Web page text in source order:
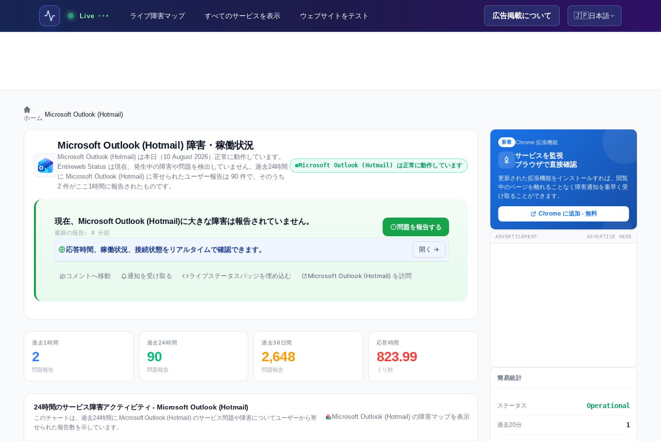
Live ライブ障害マップ すべてのサービスを表示 ウェブサイトをテスト 広告掲載について 🇯🇵日本語
ホーム Microsoft Outlook (Hotmail)
Microsoft Outlook (Hotmail) 障害・稼働状況
Microsoft Outlook (Hotmail) は本日（10 August 2026）正常に動作しています。
Entireweb Status は現在、発生中の障害や問題を検出していません。過去24時間
に Microsoft Outlook (Hotmail) に寄せられたユーザー報告は 90 件で、そのうち
2 件がここ1時間に報告されたものです。
Microsoft Outlook (Hotmail) は正常に動作しています
現在、Microsoft Outlook (Hotmail)に大きな障害は報告されていません。
最新の報告: 4 分前
問題を報告する
応答時間、稼働状況、接続状態をリアルタイムで確認できます。 開く →
コメントへ移動 通知を受け取る ライブステータスバッジを埋め込む Microsoft Outlook (Hotmail) を訪問
過去1時間
2
問題報告
過去24時間
90
問題報告
過去30日間
2,648
問題報告
応答時間
823.99
ミリ秒
24時間のサービス障害アクティビティ - Microsoft Outlook (Hotmail)
このチャートは、過去24時間に Microsoft Outlook (Hotmail) のサービス問題や障害についてユーザーから寄
せられた報告数を示しています。
Microsoft Outlook (Hotmail) の障害マップを表示
新着 Chrome 拡張機能
サービスを監視
ブラウザで直接確認
更新された拡張機能をインストールすれば、閲覧
中のページを離れることなく障害通知を素早く受
け取ることができます。
Chrome に追加 - 無料
ADVERTISEMENT ADVERTISE HERE
簡易統計
ステータス Operational
過去20分 1